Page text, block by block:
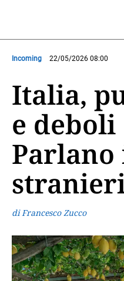
Incoming 22/05/2026 08:00
Italia,
e deboli
di Francesco Zucco